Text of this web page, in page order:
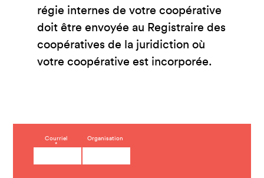
régie internes de votre coopérative
doit être envoyée au Registraire des
coopératives de la juridiction où
votre coopérative est incorporée.
Courriel
*
Organisation
o
s